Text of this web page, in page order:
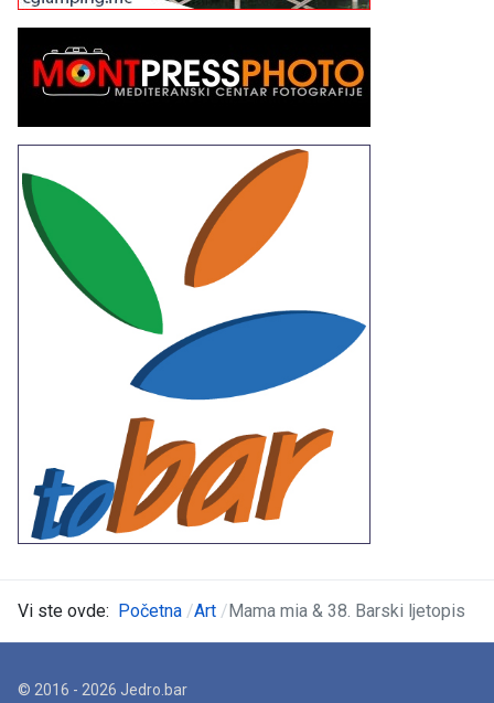
Vi ste ovde: Početna Art Mama mia & 38. Barski ljetopis
© 2016 - 2026 Jedro.bar